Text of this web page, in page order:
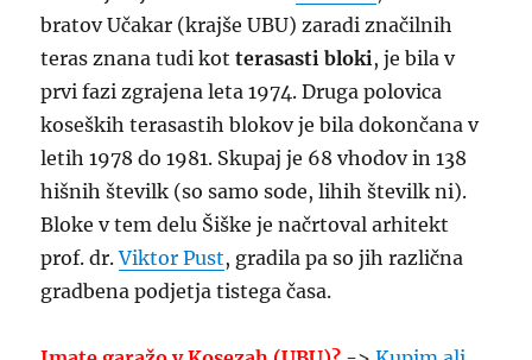
bratov Učakar (krajše UBU) zaradi značilnih
teras znana tudi kotterasasti bloki , je bila v
prvi fazi zgrajena leta 1974. Druga polovica
koseških terasastih blokov je bila dokončana v
letih 1978 do 1981. Skupaj je 68 vhodov in 138
hišnih številk (so samo sode, lihih številk ni).
Bloke v tem delu Šiške je načrtoval arhitekt
prof. dr.Viktor Pust, gradila pa so jih različna
gradbena podjetja tistega časa.